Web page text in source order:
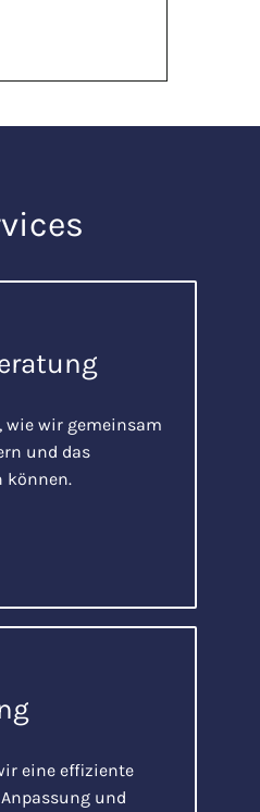
wie wir gemeinsam
und das
können.
eine effiziente
und